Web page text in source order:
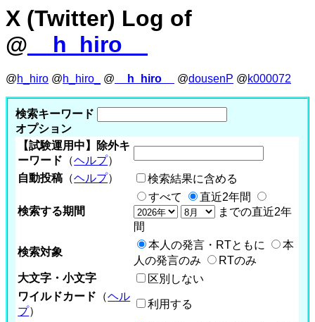
X (Twitter) Log of
@ __h_hiro__
@h_hiro @h_hiro_ @ __h_hiro__ @dousenP @k000072
検索キーワード
オプション
【試験運用中】除外キ
ーワード （ヘルプ）
自動投稿 （ヘルプ） 検索結果に含める
検索する期間
すべて
直近2年間
までの直近2年
間
検索対象
本人の発言・RTともに
本
人の発言のみ
RTのみ
大文字・小文字
区別しない
ワイルドカード （ヘル
プ）
利用する